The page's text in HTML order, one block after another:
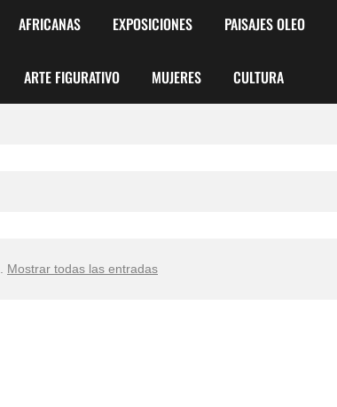
AFRICANAS EXPOSICIONES PAISAJES OLEO
ARTE FIGURATIVO MUJERES CULTURA
Mostrar todas las entradas